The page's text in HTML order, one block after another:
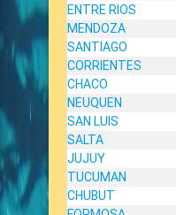
ENTRE RIOS
MENDOZA
SANTIAGO
CORRIENTES
CHACO
NEUQUEN
SAN LUIS
SALTA
JUJUY
TUCUMAN
CHUBUT